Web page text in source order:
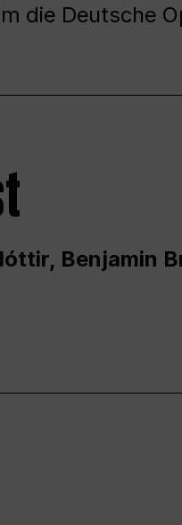
die Deutsche
Benjamin